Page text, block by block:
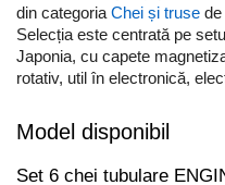
Etichete cabluri Aimo
Etichete haine Aimo
Etichete Aimo Phomemo
Etichete Aimo rotunde
Etichete bijuterii Aimo
Batoane silicon pentru
Batoane silicon cu sclipici
Batoane silicon Rapid Fun
Batoane silicon pluta
Truse de chei WERA
Truse de scule combinate
electrieni
Extractor conectori
Geanta | Rucsac pentru scule
magnetice
din categoria Chei și truse de
Selecția este centrată pe setul
Japonia, cu capete
rotativ, util în electronică,
Model disponibil
Set 6 chei tubulare